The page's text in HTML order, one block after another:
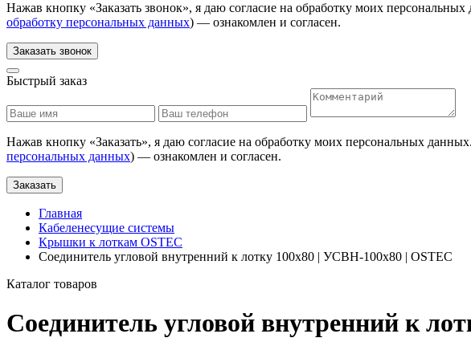
Нажав кнопку «Заказать звонок», я даю согласие на обработку моих
обработку персональных данных) — ознакомлен и согласен.
Заказать звонок
Быстрый заказ
Нажав кнопку «Заказать», я даю согласие на обработку моих персональных
персональных данных) — ознакомлен и согласен.
Заказать
Главная
Кабеленесущие системы
Крышки к лоткам OSTEC
Соединитель угловой внутренний к лотку 100х80 | УСВН-100х80 | OSTEC
Каталог товаров
Соединитель угловой внутренний к